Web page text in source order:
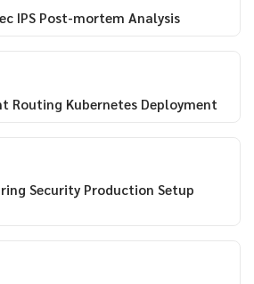
IPS Post-mortem Analysis
Routing Kubernetes Deployment
Security Production Setup